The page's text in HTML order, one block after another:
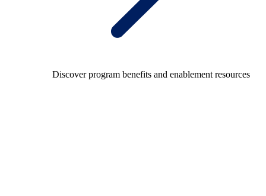
Discover program benefits and enablement resources